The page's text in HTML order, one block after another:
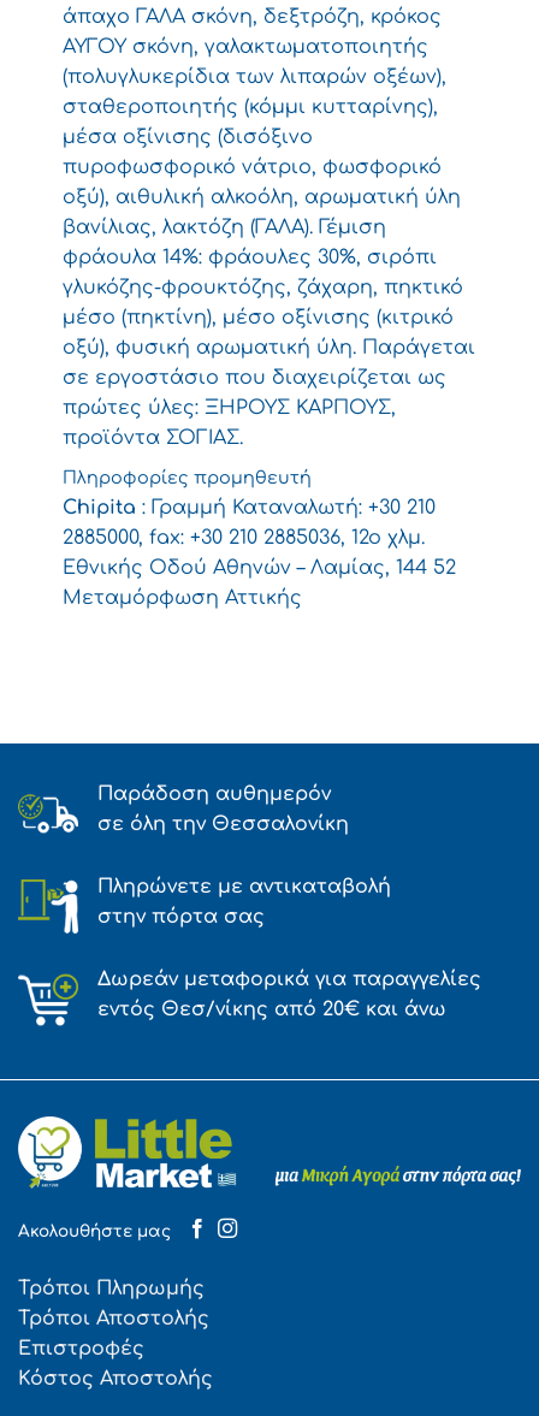
άπαχο ΓΑΛΑ σκόνη, δεξτρόζη, κρόκος
ΑΥΓΟΥ σκόνη, γαλακτωµατοποιητής
(πολυγλυκερίδια των λιπαρών οξέων),
σταθεροποιητής (κόµµι κυτταρίνης),
µέσα οξίνισης (δισόξινο
πυροφωσφορικό νάτριο, φωσφορικό
οξύ), αιθυλική αλκοόλη, αρωµατική ύλη
βανίλιας, λακτόζη (ΓΑΛΑ). Γέµιση
φράουλα 14%: φράουλες 30%, σιρόπι
γλυκόζης-φρουκτόζης, ζάχαρη, πηκτικό
µέσο (πηκτίνη), µέσο οξίνισης (κιτρικό
οξύ), φυσική αρωµατική ύλη. Παράγεται
σε εργοστάσιο που διαχειρίζεται ως
πρώτες ύλες: ΞΗΡΟΥΣ ΚΑΡΠΟΥΣ,
προϊόντα ΣΟΓΙΑΣ.
Πληροφορίες προμηθευτή
Chipita : Γραμμή Καταναλωτή: +30 210
2885000, fax: +30 210 2885036, 12o χλμ.
Εθνικής Οδoύ Αθηνών – Λαμίας, 144 52
Μεταμόρφωση Αττικής
Παράδοση αυθημερόν
σε όλη την Θεσσαλονίκη
Πληρώνετε με αντικαταβολή
στην πόρτα σας
Δωρεάν μεταφορικά για παραγγελίες
εντός Θεσ/νίκης από 20€ και άνω
Ακολουθήστε μας
Τρόποι Πληρωμής
Τρόποι Αποστολής
Επιστροφές
Κόστος Αποστολής